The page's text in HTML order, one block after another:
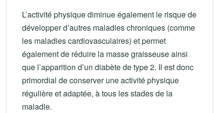
L’activité physique diminue également le risque de
développer d’autres maladies chroniques (comme
les maladies cardiovasculaires) et permet
également de réduire la masse graisseuse ainsi
que l’apparition d’un diabète de type 2. Il est donc
primordial de conserver une activité physique
régulière et adaptée, à tous les stades de la
maladie.